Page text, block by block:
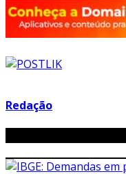
Redação